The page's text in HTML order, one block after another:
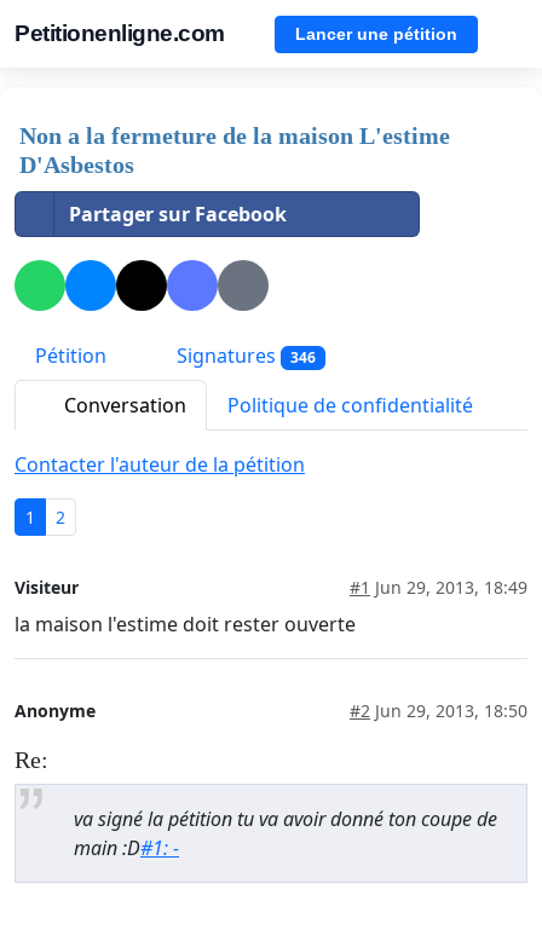
Petitionenligne.com Lancer une pétition
Non a la fermeture de la maison L'estime
D'Asbestos
Partager sur Facebook
Pétition Signatures 346
Conversation Politique de confidentialité
Contacter l'auteur de la pétition
1 2
Visiteur #1 Jun 29, 2013, 18:49
la maison l'estime doit rester ouverte
Anonyme #2 Jun 29, 2013, 18:50
Re:
va signé la pétition tu va avoir donné ton coupe de
main :D#1: -